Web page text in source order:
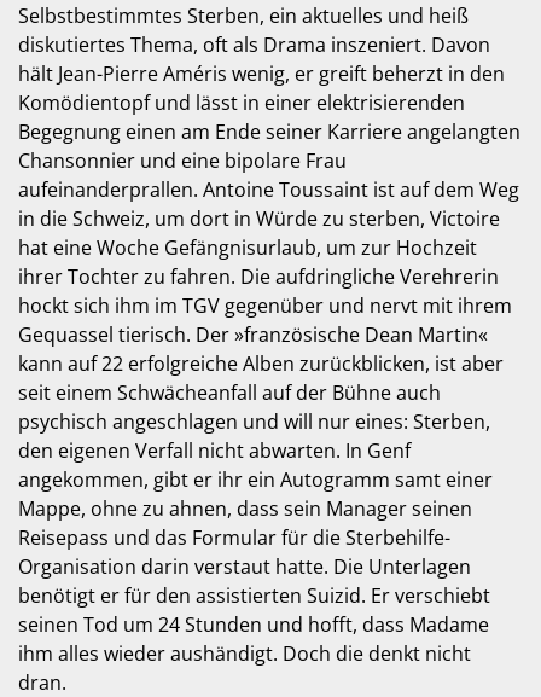
Selbstbestimmtes Sterben, ein aktuelles und heiß
diskutiertes Thema, oft als Drama inszeniert. Davon
hält Jean-Pierre Améris wenig, er greift beherzt in den
Komödientopf und lässt in einer elektrisierenden
Begegnung einen am Ende seiner Karriere angelangten
Chansonnier und eine bipolare Frau
aufeinanderprallen. Antoine Toussaint ist auf dem Weg
in die Schweiz, um dort in Würde zu sterben, Victoire
hat eine Woche Gefängnisurlaub, um zur Hochzeit
ihrer Tochter zu fahren. Die aufdringliche Verehrerin
hockt sich ihm im TGV gegenüber und nervt mit ihrem
Gequassel tierisch. Der »französische Dean Martin«
kann auf 22 erfolgreiche Alben zurückblicken, ist aber
seit einem Schwächeanfall auf der Bühne auch
psychisch angeschlagen und will nur eines: Sterben,
den eigenen Verfall nicht abwarten. In Genf
angekommen, gibt er ihr ein Autogramm samt einer
Mappe, ohne zu ahnen, dass sein Manager seinen
Reisepass und das Formular für die Sterbehilfe-
Organisation darin verstaut hatte. Die Unterlagen
benötigt er für den assistierten Suizid. Er verschiebt
seinen Tod um 24 Stunden und hofft, dass Madame
ihm alles wieder aushändigt. Doch die denkt nicht
dran.